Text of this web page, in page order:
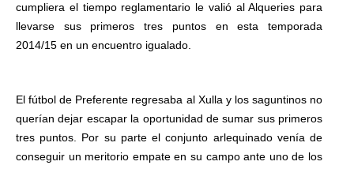
cumpliera el tiempo reglamentario le valió al Alqueries para
llevarse sus primeros tres puntos en esta temporada
2014/15 en un encuentro igualado.
El fútbol de Preferente regresaba al Xulla y los saguntinos no
querían dejar escapar la oportunidad de sumar sus primeros
tres puntos. Por su parte el conjunto arlequinado venía de
conseguir un meritorio empate en su campo ante uno de los